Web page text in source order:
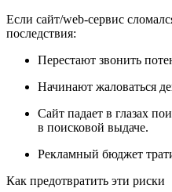
Если сайт/web-сервис
последствия:
Перестают звонить
Начинают жаловаться
Сайт падает в глазах
в поисковой выдаче.
Рекламный бюджет
Как предотвратить эти риски